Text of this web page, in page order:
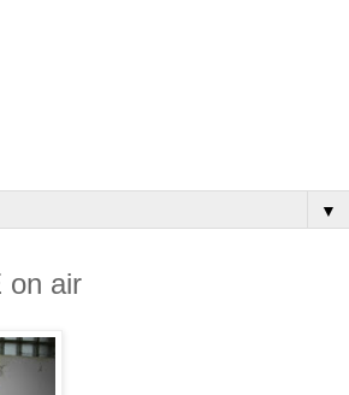
▼
on air